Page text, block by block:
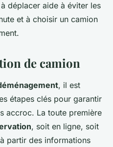
déplacer aide à éviter les
et à choisir un camion
de camion
, il est
étapes clés pour garantir
accroc. La toute première
, soit en ligne, soit
partir des informations